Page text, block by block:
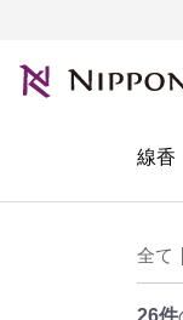
線香
全て
26件